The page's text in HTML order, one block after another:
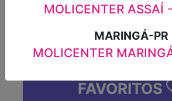
ADICIONAR
FAVORITOS
MOLICENTER ASSAÍ
MARINGÁ-PR
MOLICENTER